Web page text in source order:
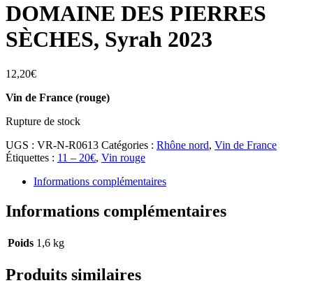
DOMAINE DES PIERRES
SÈCHES, Syrah 2023
12,20€
Vin de France (rouge)
Rupture de stock
UGS : VR-N-R0613 Catégories : Rhône nord, Vin de France
Étiquettes : 11 – 20€, Vin rouge
Informations complémentaires
Informations complémentaires
Poids 1,6 kg
Produits similaires